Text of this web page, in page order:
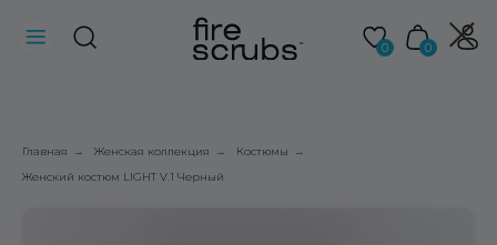
Главная → Женская коллекция → Костюмы →
Женский костюм LIGHT V.1 Черный